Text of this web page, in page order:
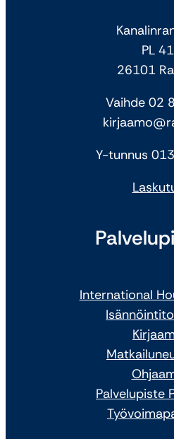
PL 41
26101
Vaihde 02
Y-tunnus
International
Palvelupiste